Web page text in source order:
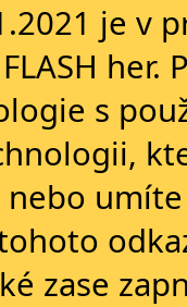
je v
s
zase